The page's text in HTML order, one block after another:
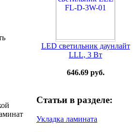
LED светильник даунлайт
LLL, 3 Вт
646.69 руб.
Статьи в разделе:
Укладка ламината